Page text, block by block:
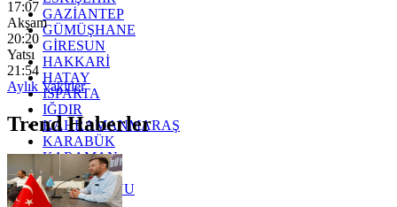
GAZİANTEP
GÜMÜŞHANE
GİRESUN
HAKKARİ
HATAY
ISPARTA
IĞDIR
KAHRAMANMARAŞ
KARABÜK
KARAMAN
KARS
KASTAMONU
17:07
Akşam
20:20
Yatsı
21:54
Aylık Vakitler
Trend Haberler